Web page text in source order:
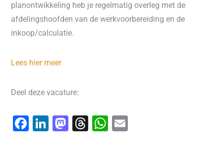
planontwikkeling heb je regelmatig overleg met de
afdelingshoofden van de werkvoorbereiding en de
inkoop/calculatie.
Lees hier meer
Deel deze vacature:
F
Li M T
W